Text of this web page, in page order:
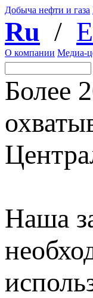
Добыча нефти и газа
Ru /
О компании Медиа-
Более
Наша